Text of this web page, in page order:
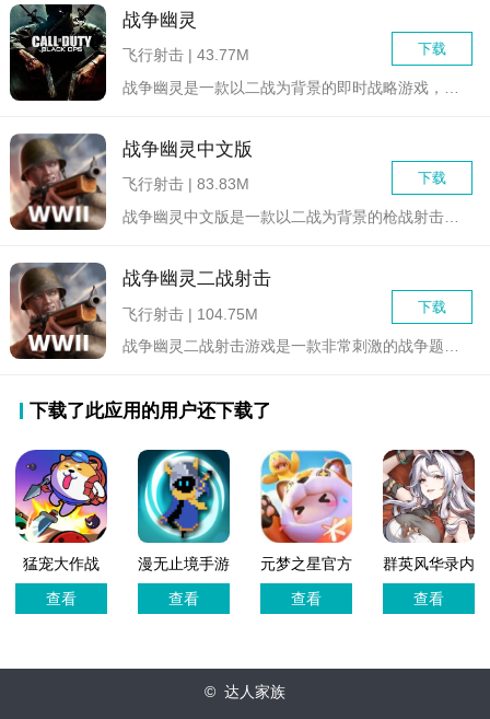
战争幽灵
下载
飞行射击 | 43.77M
战争幽灵是一款以二战为背景的即时战略游戏，玩家将扮演指挥官，...
战争幽灵中文版
下载
飞行射击 | 83.83M
战争幽灵中文版是一款以二战为背景的枪战射击手游。玩家将在游戏...
战争幽灵二战射击
下载
飞行射击 | 104.75M
战争幽灵二战射击游戏是一款非常刺激的战争题材射击类游戏。游戏...
下载了此应用的用户还下载了
猛宠大作战
查看
漫无止境手游
中文版
查看
元梦之星官方
版
查看
群英风华录内
购版
查看
© 达人家族